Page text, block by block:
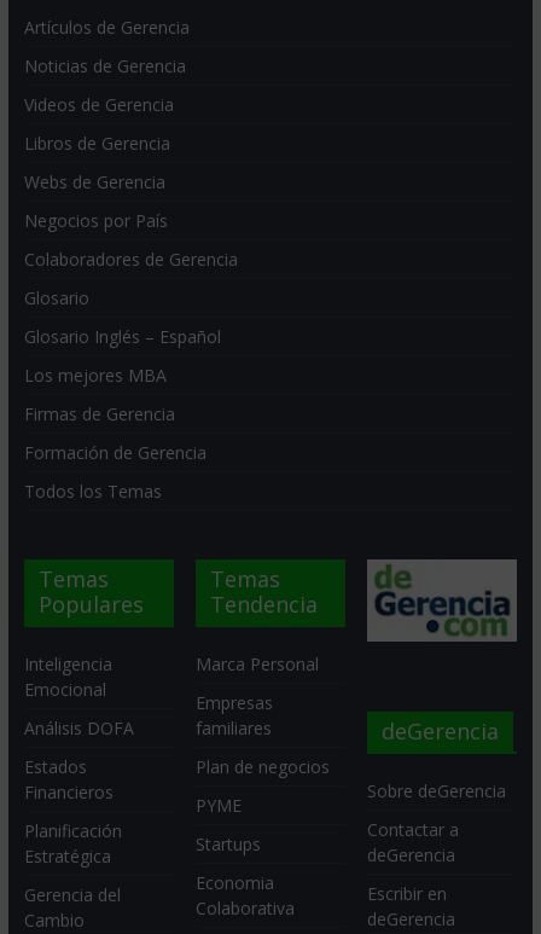
Artículos de Gerencia
Noticias de Gerencia
Videos de Gerencia
Libros de Gerencia
Webs de Gerencia
Negocios por País
Colaboradores de Gerencia
Glosario
Glosario Inglés – Español
Los mejores MBA
Firmas de Gerencia
Formación de Gerencia
Todos los Temas
Temas
Populares
Inteligencia
Emocional
Análisis DOFA
Estados
Financieros
Planificación
Estratégica
Gerencia del
Cambio
Temas
Tendencia
Marca Personal
Empresas
familiares
Plan de negocios
PYME
Startups
Economia
Colaborativa
deGerencia
Sobre deGerencia
Contactar a
deGerencia
Escribir en
deGerencia